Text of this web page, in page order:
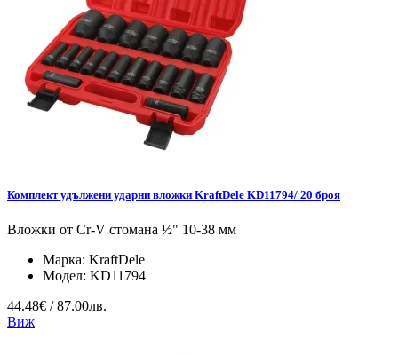
Комплект удължени ударни вложки KraftDele KD11794/ 20 броя
Вложки от Cr-V стомана ½" 10-38 мм
Марка: KraftDele
Модел: KD11794
44.48€ / 87.00лв.
Виж